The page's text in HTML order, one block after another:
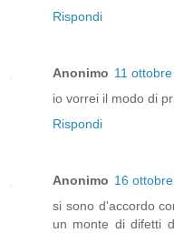
Rispondi
Anonimo 11
io vorrei il modo di
Rispondi
Anonimo 16
si sono d'accordo
un monte di difetti